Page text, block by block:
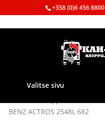
+358 (0)6 456 8800
Valitse sivu
BENZ ACTROS 2548L 6X2